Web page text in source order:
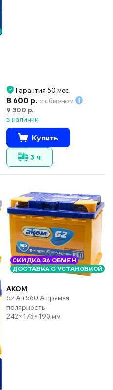
Гарантия 60 мес.
8 600 р. с обменом
9 300 р.
в наличии
Купить
3 ч
СКИДКА ЗА ОБМЕН
ДОСТАВКА С УСТАНОВКОЙ
AKOM
62 Ач 560 А прямая
полярность
242×175×190 мм